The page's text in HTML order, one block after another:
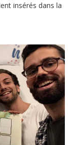
insérés dans la